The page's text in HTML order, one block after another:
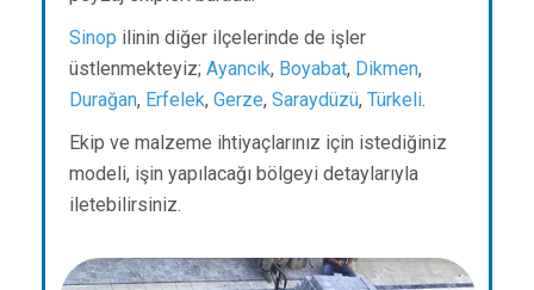
Sinop ilinin diğer ilçelerinde de işler
üstlenmekteyiz; Ayancık, Boyabat, Dikmen,
Durağan, Erfelek, Gerze, Saraydüzü, Türkeli.
Ekip ve malzeme ihtiyaçlarınız için istediğiniz
modeli, işin yapılacağı bölgeyi detaylarıyla
iletebilirsiniz.